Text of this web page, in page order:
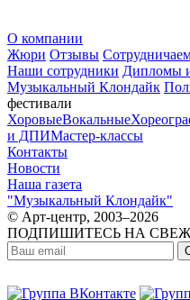
О компании
Жюри Отзывы
Наши сотрудники Дипломы
Музыкальный Клондайк
фестивали
ХоровыеВокальные
и ДПИМастер-классы
Контакты
Новости
Наша газета
"Музыкальный Клондайк"
© Арт-центр, 2003–2026
ПОДПИШИТЕСЬ НА